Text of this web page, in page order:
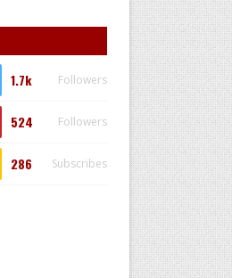
1.7k Followers
524 Followers
286 Subscribes